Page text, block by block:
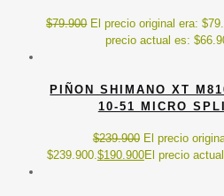
$79.900 El precio original era:
precio actual es:
PIÑON SHIMANO XT
10-51 MICRO
$239.900 El precio
$239.900. $190.900El precio